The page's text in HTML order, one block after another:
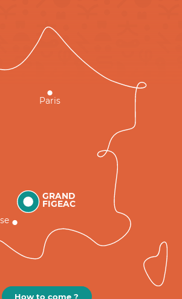
GRAND
FIGEAC
Paris
How to come ?